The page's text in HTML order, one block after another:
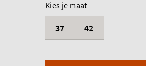
Kies je maat
37 42